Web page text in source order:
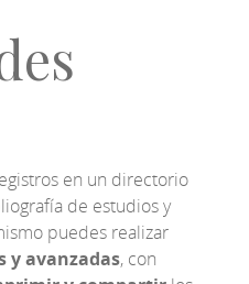
en un directorio
de estudios y
puedes realizar
y avanzadas, con